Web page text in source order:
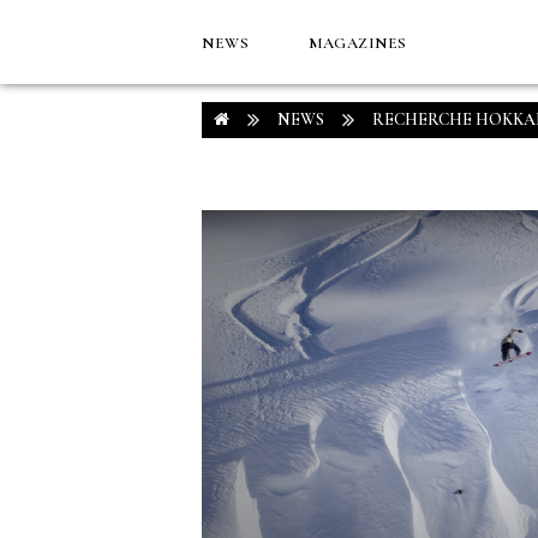
NEWS MAGAZINES
NEWS RECHERCHE